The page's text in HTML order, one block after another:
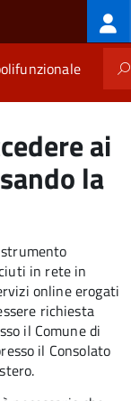
ai
la
in rete in
online erogati
richiesta
il Comune di
il Consolato